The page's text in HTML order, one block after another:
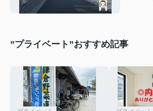
”プライベート”おすすめ記事